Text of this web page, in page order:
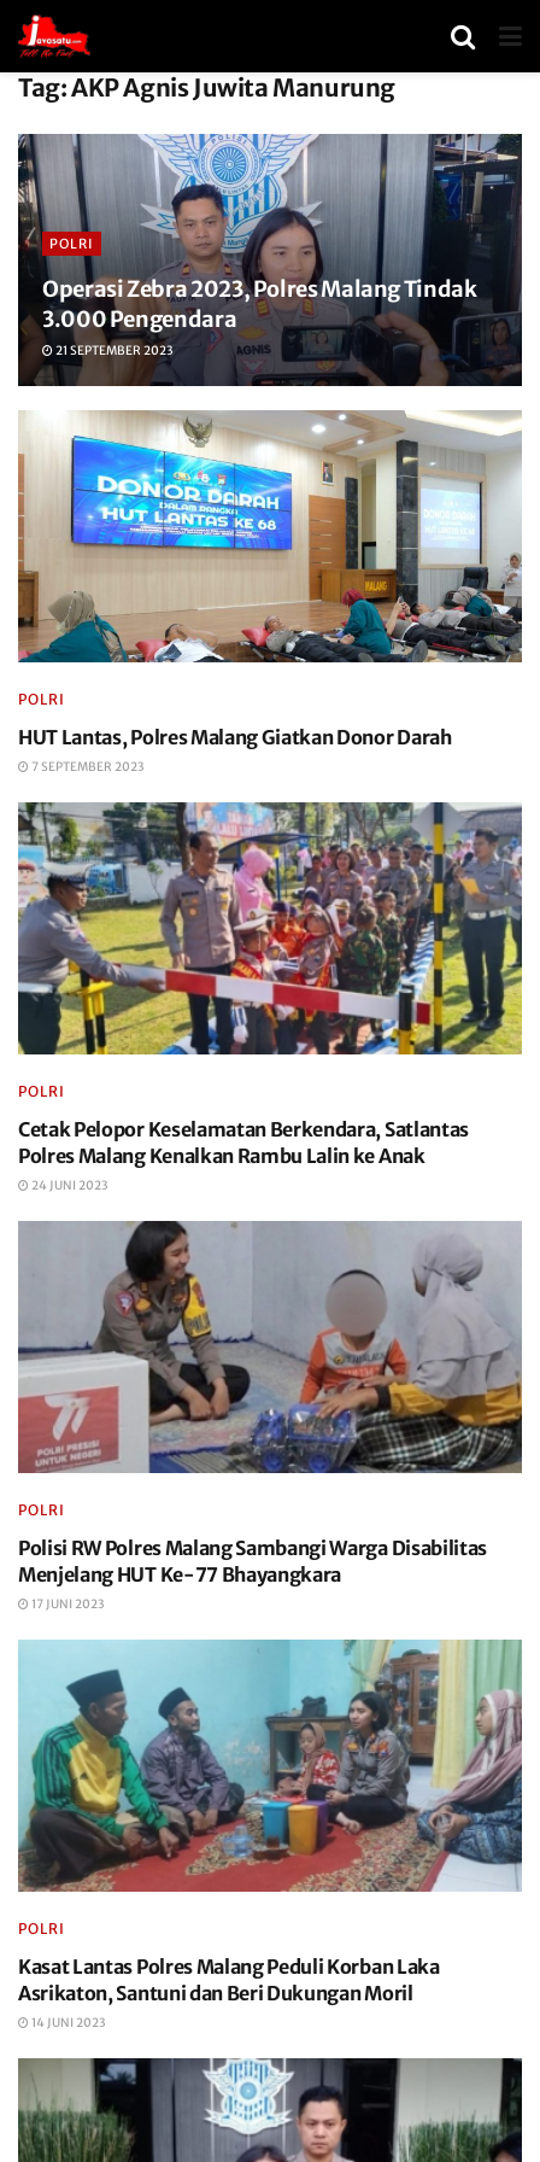
Tag:AKP Agnis Juwita Manurung
POLRI
Operasi Zebra 2023, Polres Malang Tindak
3.000 Pengendara
21 SEPTEMBER 2023
POLRI
HUT Lantas, Polres Malang Giatkan Donor Darah
7 SEPTEMBER 2023
POLRI
Cetak Pelopor Keselamatan Berkendara, Satlantas
Polres Malang Kenalkan Rambu Lalin ke Anak
24 JUNI 2023
POLRI
Polisi RW Polres Malang Sambangi Warga Disabilitas
Menjelang HUT Ke-77 Bhayangkara
17 JUNI 2023
POLRI
Kasat Lantas Polres Malang Peduli Korban Laka
Asrikaton, Santuni dan Beri Dukungan Moril
14 JUNI 2023